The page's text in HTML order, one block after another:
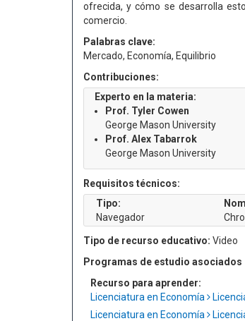
ofrecida, y cómo se desarrolla
comercio.
Palabras clave:
Mercado, Economía, Equilibrio
Contribuciones:
Experto en la materia:
Prof. Tyler Cowen
George Mason University
Prof. Alex Tabarrok
George Mason University
Requisitos técnicos:
Tipo:
Navegador
Tipo de recurso educativo: Video
Programas de estudio asociados
Recurso para aprender:
Licenciatura en Economía
Licenciatura en Economía